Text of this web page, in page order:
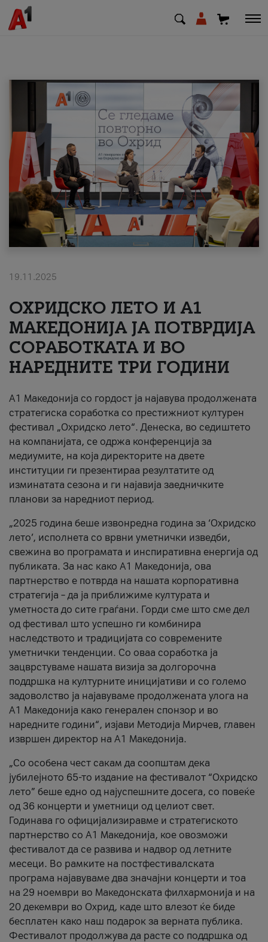
МК SQ
Приватни Деловни
Поддршка
Надополни кредит
#ПодобарОнлајн
19.11.2025
ОХРИДСКО ЛЕТО И A1
МАКЕДОНИЈА ЈА ПОТВРДИЈА
СОРАБОТКАТА И ВО
НАРЕДНИТЕ ТРИ ГОДИНИ
A1 Македонија со гордост ја најавува продолжената
стратегиска соработка со престижниот културен
фестивал „Охридско лето“. Денеска, во седиштето
на компанијата, се одржа конференција за
медиумите, на која директорите на двете
институции ги презентираа резултатите од
изминатата сезона и ги најавија заедничките
планови за наредниот период.
„2025 година беше извонредна година за ‘Охридско
лето’, исполнета со врвни уметнички изведби,
свежина во програмата и инспиративна енергија од
публиката. За нас како A1 Македонија, ова
партнерство е потврда на нашата корпоративна
стратегија – да ја приближиме културата и
уметноста до сите граѓани. Горди сме што сме дел
од фестивал што успешно ги комбинира
наследството и традицијата со современите
уметнички тенденции. Со оваа соработка ја
зацврстуваме нашата визија за долгорочна
поддршка на културните иницијативи и со големо
задоволство ја најавуваме продолжената улога на
A1 Македонија како генерален спонзор и во
наредните години“, изјави Методија Мирчев, главен
извршен директор на A1 Македонија.
„Со особена чест сакам да соопштам дека
јубилејното 65-то издание на фестивалот “Охридско
лето” беше едно од најуспешните досега, со повеќе
од 36 концерти и уметници од целиот свет.
Годинава го официјализиравме и стратегиското
партнерство со А1 Македонија, кое овозможи
фестивалот да се развива и надвор од летните
месеци. Во рамките на постфестивалската
програма најавуваме два значајни концерти и тоа
на 29 ноември во Македонската филхармонија и на
20 декември во Охрид, каде што влезот ќе биде
бесплатен како наш подарок за верната публика.
Фестивалот продолжува да расте со поддршка од